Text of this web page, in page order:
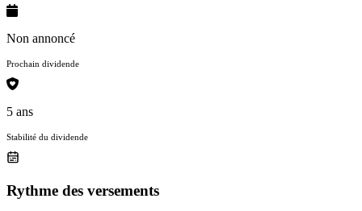
Non annoncé
Prochain dividende
5 ans
Stabilité du dividende
Rythme des versements